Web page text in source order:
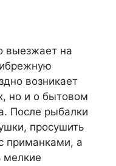
выезжает на
возникает
но и о бытовом
После рыбалки
просушить
приманками, а
мелкие